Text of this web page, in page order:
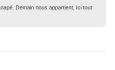
Demain nous appartient, Ici tout